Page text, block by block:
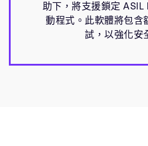
助下，將支援鎖定 ASIL
動程式。此軟體將包含
試，以強化安